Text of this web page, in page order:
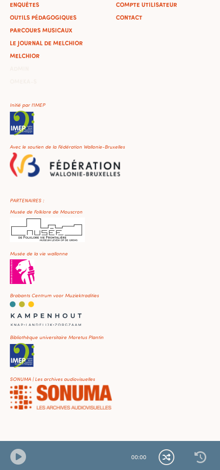
ENQUÊTES
OUTILS PÉDAGOGIQUES
PARCOURS MUSICAUX
LE JOURNAL DE MELCHIOR
MELCHIOR
COMPTE UTILISATEUR
CONTACT
Initié par l'IMEP
Avec le soutien de la Fédération Wallonie-Bruxelles
PARTENAIRES :
Musée de Folklore de Mouscron
Musée de la vie wallonne
Brabants Centrum voor Muziektradities
Bibliothèque universitaire Moretus Plantin
SONUMA | Les archives audiovisuelles
00:00